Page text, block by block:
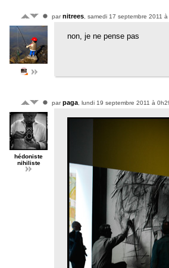
parnitrees , samedi 17 septembre 2011
non, je ne pense pas
parpaga , lundi 19 septembre 2011 à
hédoniste
nihiliste